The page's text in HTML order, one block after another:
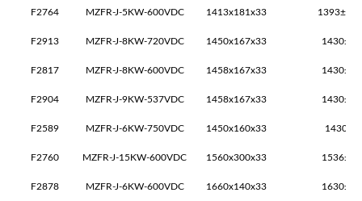
F2764 MZFR-J-5KW-600VDC 1413x181x33
F2913 MZFR-J-8KW-720VDC 1450x167x33
F2817 MZFR-J-8KW-600VDC 1458x167x33
F2904 MZFR-J-9KW-537VDC 1458x167x33
F2589 MZFR-J-6KW-750VDC 1450x160x33
F2760 MZFR-J-15KW-600VDC 1560x300x33
F2878 MZFR-J-6KW-600VDC 1660x140x33